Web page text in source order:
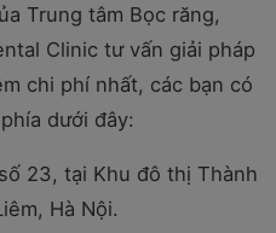
Trung tâm Bọc răng,
Clinic tư vấn giải pháp
chi phí nhất, các bạn có
dưới đây:
23, tại Khu đô thị Thành
Hà Nội.